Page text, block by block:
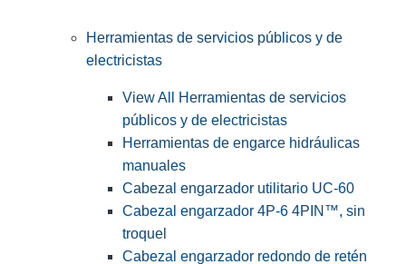
Herramientas de servicios públicos y de
electricistas
View All Herramientas de servicios
públicos y de electricistas
Herramientas de engarce hidráulicas
manuales
Cabezal engarzador utilitario UC-60
Cabezal engarzador 4P-6 4PIN™, sin
troquel
Cabezal engarzador redondo de retén